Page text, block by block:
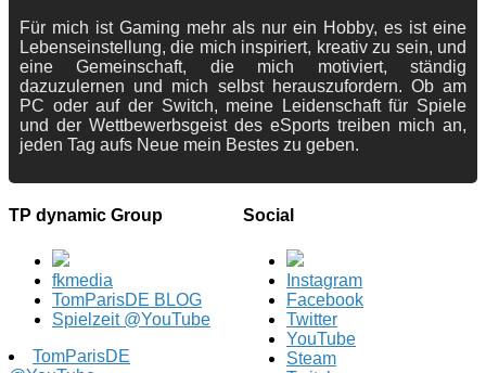
Für mich ist Gaming mehr als nur ein Hobby, es ist eine
Lebenseinstellung, die mich inspiriert, kreativ zu sein, und
eine Gemeinschaft, die mich motiviert, ständig
dazuzulernen und mich selbst herauszufordern. Ob am
PC oder auf der Switch, meine Leidenschaft für Spiele
und der Wettbewerbsgeist des eSports treiben mich an,
jeden Tag aufs Neue mein Bestes zu geben.
TP dynamic Group
fkmedia
TomParisDE BLOG
Spielzeit @YouTube
TomParisDE
Social
Instagram
Facebook
Twitter
YouTube
Steam